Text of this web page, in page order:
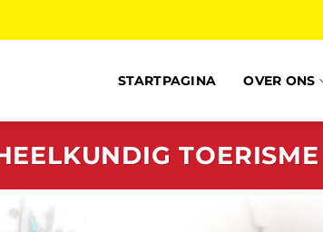
STARTPAGINA OVER ONS